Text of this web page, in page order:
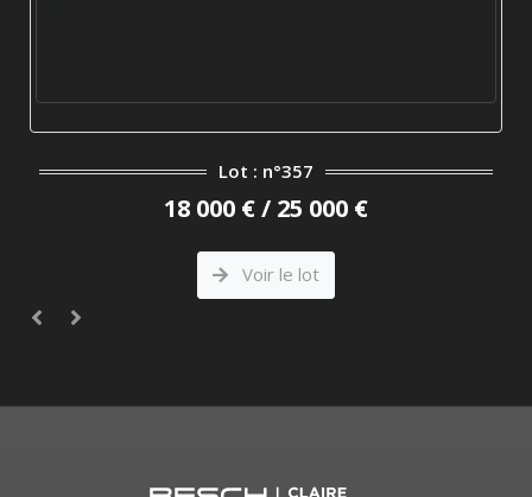
Lot : n°357
18 000 € / 25 000 €
Voir le lot